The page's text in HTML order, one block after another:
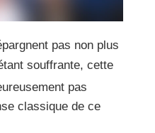
pas non plus
souffrante, cette
pas
classique de ce